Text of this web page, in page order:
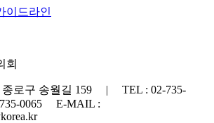
이드라인
종로구 송월길 159 | TEL : 02-735-
0065 E-MAIL :